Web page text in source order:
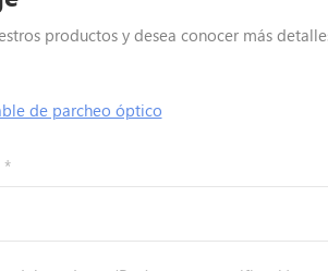
productos y desea conocer más
de parcheo óptico